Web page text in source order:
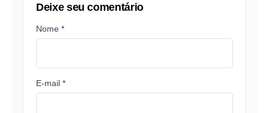
Deixe seu comentário
Nome *
E-mail *